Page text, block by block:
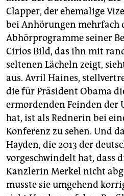
Clapper, der ehemalige
bei Anhörungen mehrfach
Abhörprogramme seiner
Cirios Bild, das ihn mit
seltenen Lächeln zeigt,
aus. Avril Haines,
die für Präsident Obama
ermordenden Feinden der
hat, ist als Rednerin bei
Konferenz zu sehen. Und
Hayden, die 2013 der
vorgeschwindelt hat, dass
Kanzlerin Merkel nicht
musste sie umgehend